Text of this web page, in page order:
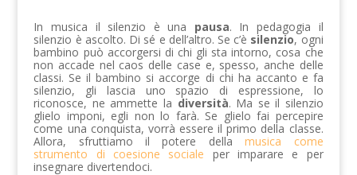
In musica il silenzio è una pausa. In pedagogia il
silenzio è ascolto. Di sé e dell’altro. Se c’è silenzio, ogni
bambino può accorgersi di chi gli sta intorno, cosa che
non accade nel caos delle case e, spesso, anche delle
classi. Se il bambino si accorge di chi ha accanto e fa
silenzio, gli lascia uno spazio di espressione, lo
riconosce, ne ammette la diversità. Ma se il silenzio
glielo imponi, egli non lo farà. Se glielo fai percepire
come una conquista, vorrà essere il primo della classe.
Allora, sfruttiamo il potere dellamusica come
strumento di coesione sociale per imparare e per
insegnare divertendoci.